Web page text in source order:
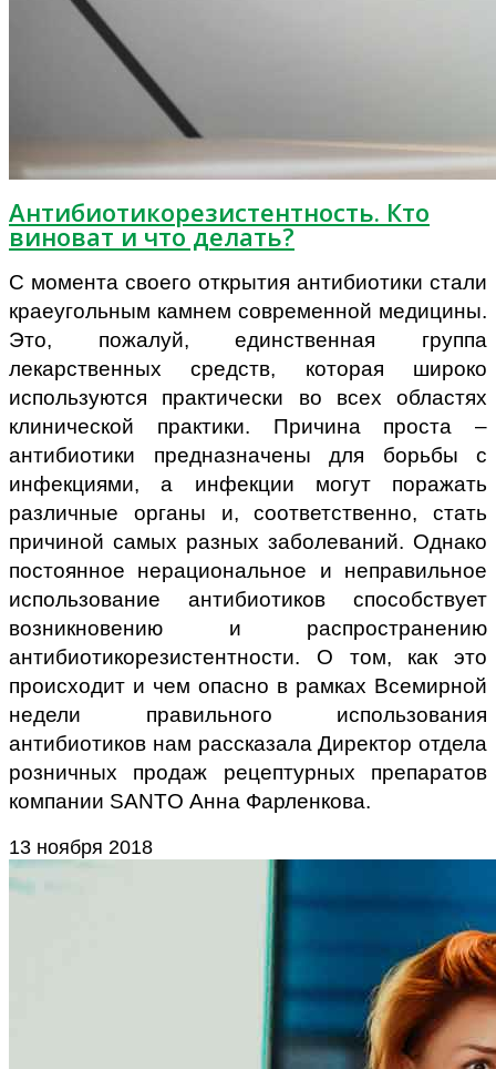
Антибиотикорезистентность. Кто
виноват и что делать?
С момента своего открытия антибиотики стали
краеугольным камнем современной медицины.
Это, пожалуй, единственная группа
лекарственных средств, которая широко
используются практически во всех областях
клинической практики. Причина проста –
антибиотики предназначены для борьбы с
инфекциями, а инфекции могут поражать
различные органы и, соответственно, стать
причиной самых разных заболеваний. Однако
постоянное нерациональное и неправильное
использование антибиотиков способствует
возникновению и распространению
антибиотикорезистентности. О том, как это
происходит и чем опасно в рамках Всемирной
недели правильного использования
антибиотиков нам рассказала Директор отдела
розничных продаж рецептурных препаратов
компании SANTO Анна Фарленкова.
13 ноября 2018